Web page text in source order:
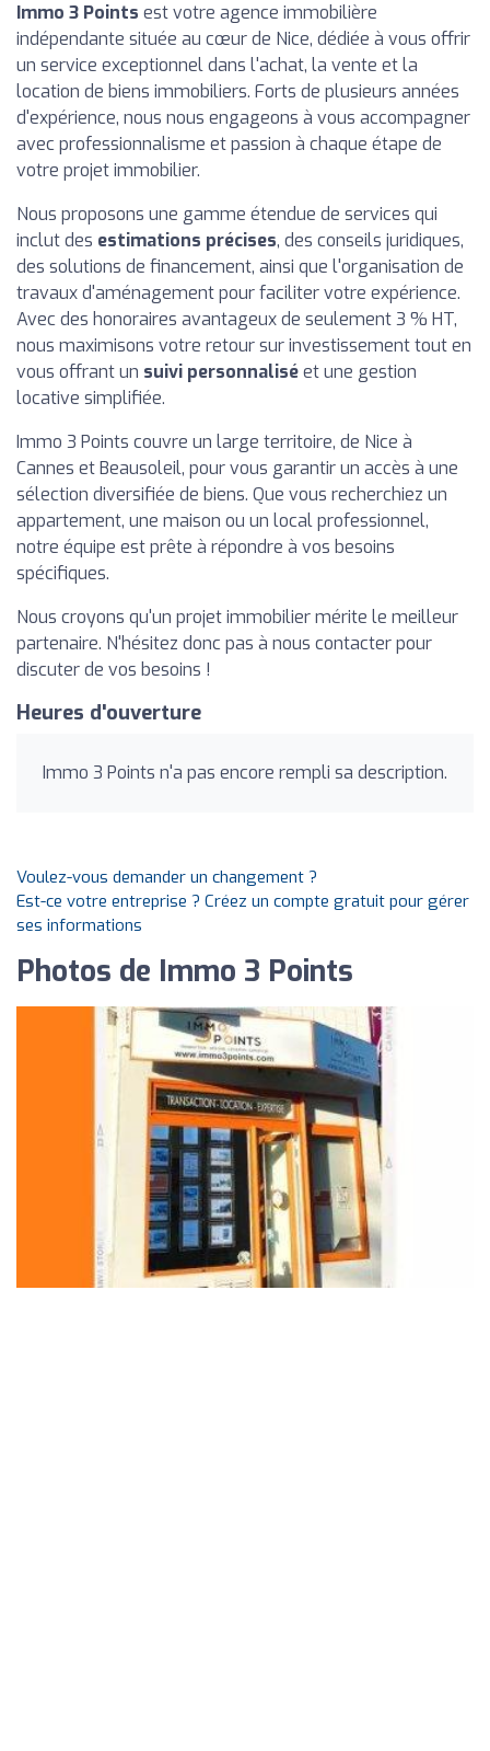
Immo 3 Points est votre agence immobilière
indépendante située au cœur de Nice, dédiée à vous offrir
un service exceptionnel dans l'achat, la vente et la
location de biens immobiliers. Forts de plusieurs années
d'expérience, nous nous engageons à vous accompagner
avec professionnalisme et passion à chaque étape de
votre projet immobilier.
Nous proposons une gamme étendue de services qui
inclut des estimations précises, des conseils juridiques,
des solutions de financement, ainsi que l'organisation de
travaux d'aménagement pour faciliter votre expérience.
Avec des honoraires avantageux de seulement 3 % HT,
nous maximisons votre retour sur investissement tout en
vous offrant un suivi personnaliséet une gestion
locative simplifiée.
Immo 3 Points couvre un large territoire, de Nice à
Cannes et Beausoleil, pour vous garantir un accès à une
sélection diversifiée de biens. Que vous recherchiez un
appartement, une maison ou un local professionnel,
notre équipe est prête à répondre à vos besoins
spécifiques.
Nous croyons qu'un projet immobilier mérite le meilleur
partenaire. N'hésitez donc pas à nous contacter pour
discuter de vos besoins !
Heures d'ouverture
Immo 3 Points n'a pas encore rempli sa description.
Voulez-vous demander un changement ?
Est-ce votre entreprise ? Créez un compte gratuit pour gérer
ses informations
Photos de Immo 3 Points